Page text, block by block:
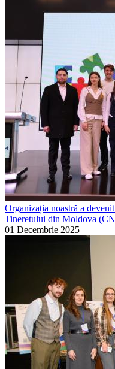
Organizația noastră a
Tineretului din Moldova
01 Decembrie 2025